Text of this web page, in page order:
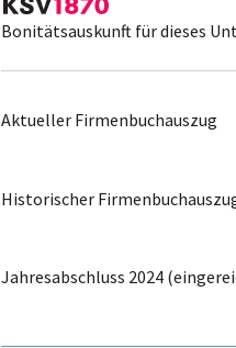
Bonitätsauskunft für dieses
Aktueller Firmenbuchauszug
Historischer
Jahresabschluss 2024